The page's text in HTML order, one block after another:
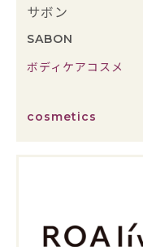
サボン
SABON
ボディケアコスメ
cosmetics